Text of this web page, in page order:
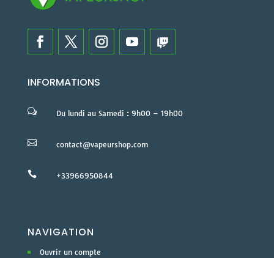
INFORMATIONS
w Du lundi au Samedi : 9h00 – 19h00
 contact@vapeurshop.com
 +33966950844
NAVIGATION
Ouvrir un compte